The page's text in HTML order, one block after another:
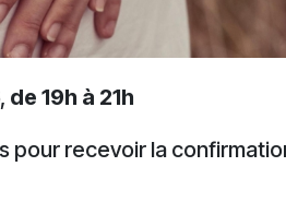
de 19h à 21h
pour recevoir la